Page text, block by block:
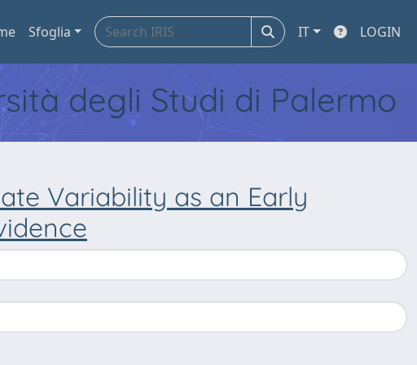
Sfoglia IT LOGIN
degli Studi di Palermo
Variability as an Early